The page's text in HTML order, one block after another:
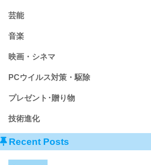
芸能
音楽
映画・シネマ
PCウイルス対策・駆除
プレゼント･贈り物
技術進化
Recent Posts